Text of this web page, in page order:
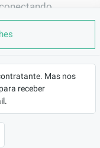
eficiente e
se comunica.
de ponta
as
Mas nos
receber